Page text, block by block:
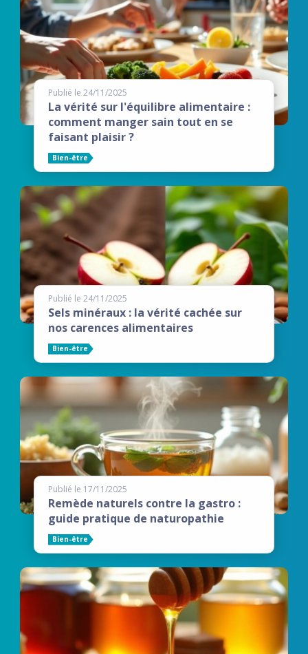
Publié le 24/11/2025
La vérité sur l'équilibre alimentaire :
comment manger sain tout en se
faisant plaisir ?
Bien-être
Publié le 24/11/2025
Sels minéraux : la vérité cachée sur
nos carences alimentaires
Bien-être
Publié le 17/11/2025
Remède naturels contre la gastro :
guide pratique de naturopathie
Bien-être